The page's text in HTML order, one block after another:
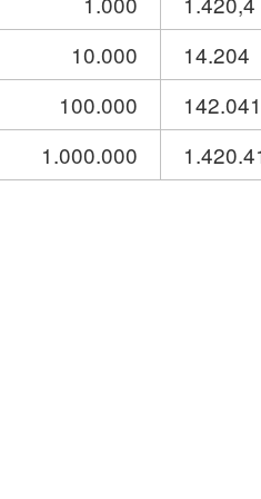
10.000
14.204
100.000
142.041
1.000.000